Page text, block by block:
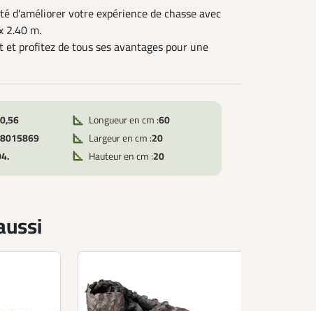
d'améliorer votre expérience de chasse avec
2.40 m.
et profitez de tous ses avantages pour une
0,56
Longueur en cm :60
Largeur en cm :20
Hauteur en cm :20